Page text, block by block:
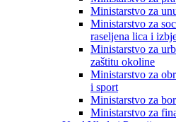
Ministarstva
Ministarstvo za
Ministarstvo za
Ministarstvo za
Ministarstvo za
raseljena lica i
Ministarstvo za
zaštitu okoline
Ministarstvo za